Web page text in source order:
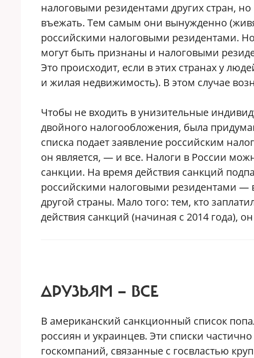
налоговыми резидентами других стран,
въежать. Тем самым они вынужденно
российскими налоговыми резидентами.
могут быть признаны и налоговыми
Это происходит, если в этих странах у
и жилая недвижимость). В этом случае
Чтобы не входить в унизительные
двойного налогообложения, была
списка подает заявление российским
он является, — и все. Налоги в России
санкции. На время действия санкций
российскими налоговыми резидентами —
другой страны. Мало того: тем, кто
действия санкций (начиная с 2014 года),
ДРУЗЬЯМ — ВСЕ
В американский санкционный список
россиян и украинцев. Эти списки
госкомпаний, связанные с госвластью